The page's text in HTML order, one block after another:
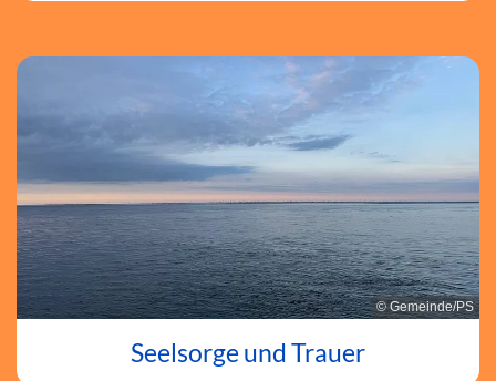
© Gemeinde/PS
Seelsorge und Trauer